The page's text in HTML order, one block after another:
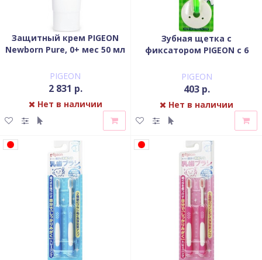
Защитный крем PIGEON
Newborn Pure, 0+ мес 50 мл
PIGEON
2 831 р.
Нет в наличии
Зубная щетка с
фиксатором PIGEON с 6
PIGEON
403 р.
Нет в наличии